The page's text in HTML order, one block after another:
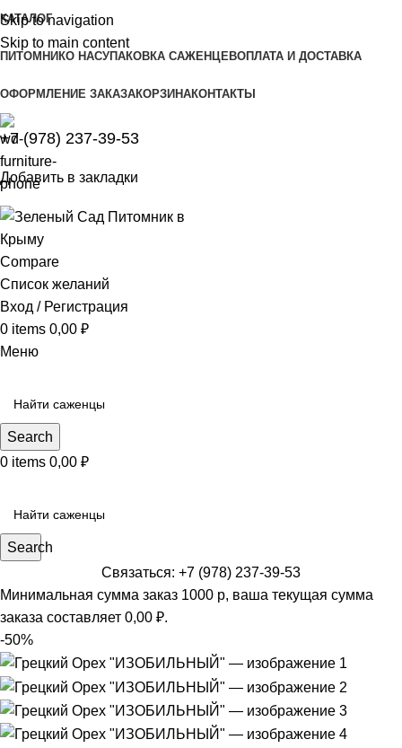
Skip to navigation
Skip to main content
КАТАЛОГ
ПИТОМНИКО НАСУПАКОВКА САЖЕНЦЕВОПЛАТА И ДОСТАВКА
ОФОРМЛЕНИЕ ЗАКАЗАКОРЗИНАКОНТАКТЫ
+7 (978) 237-39-53
Добавить в закладки
Compare
Список желаний
Вход / Регистрация
0 items 0,00 ₽
Меню
Search
0 items 0,00 ₽
Search
Связаться: +7 (978) 237-39-53
Минимальная сумма заказ 1000 р, ваша текущая сумма
заказа составляет 0,00 ₽.
-50%